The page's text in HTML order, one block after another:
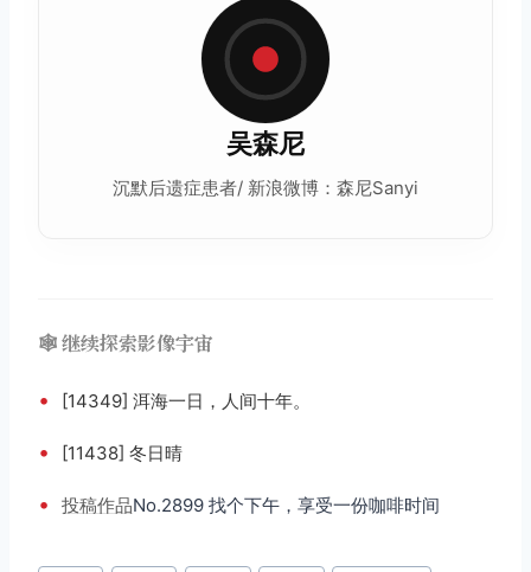
吴森尼
沉默后遗症患者/ 新浪微博：森尼Sanyi
🕸️ 继续探索影像宇宙
• [14349] 洱海一日，人间十年。
• [11438] 冬日晴
• 投稿作品No.2899 找个下午，享受一份咖啡时间